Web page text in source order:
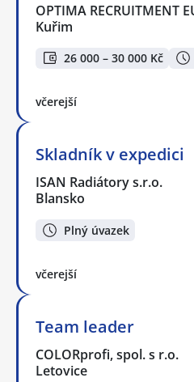
OPTIMA RECRUITMENT
Kuřim
26 000 – 30 000 Kč
včerejší
Skladník v expedici
ISAN Radiátory s.r.o.
Blansko
Plný úvazek
včerejší
Team leader
COLORprofi, spol. s r.o.
Letovice